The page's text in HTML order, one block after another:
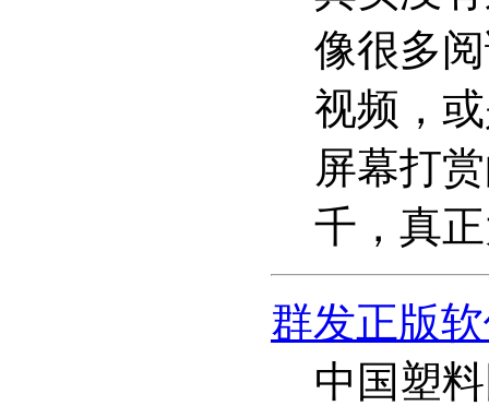
像很多
视频，
屏幕打
千，真
群发正版
中国塑